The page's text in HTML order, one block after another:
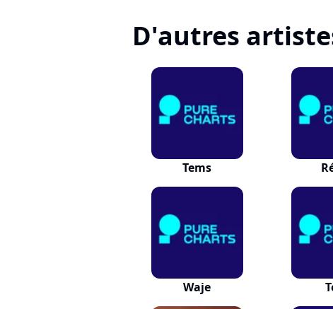
D'autres
Tems
Waje